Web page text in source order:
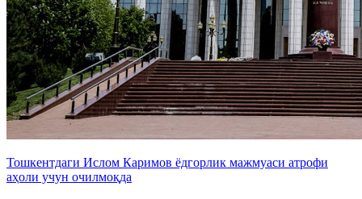
Тошкентдаги Ислом Каримов ёдгорлик мажмуаси атрофи
аҳоли учун очилмоқда